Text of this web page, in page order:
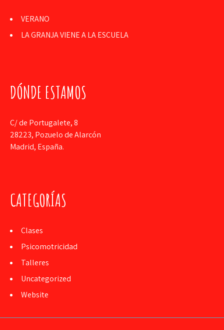
VERANO
LA GRANJA VIENE A LA ESCUELA
DÓNDE ESTAMOS
C/ de Portugalete, 8
28223, Pozuelo de Alarcón
Madrid, España.
CATEGORÍAS
Clases
Psicomotricidad
Talleres
Uncategorized
Website